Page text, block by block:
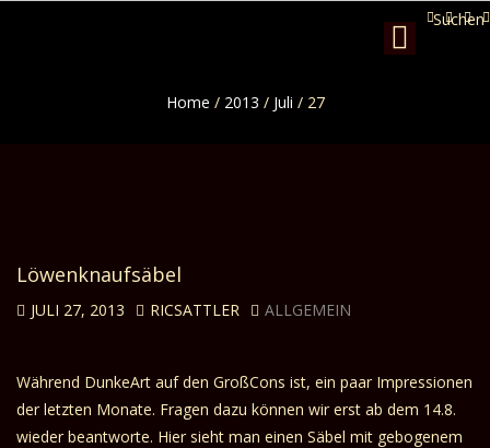
Suchen
Toggle
navigation
Home / 2013 / Juli / 27
Löwenknaufsäbel
JULI 27, 2013 RICSATTLER ALLGEMEIN
Während DunkeArt auf den GroßCons ist, ein paar Impressionen
der letzten Monate. Fragen dazu können wir erst ab dem 14.8.
wieder beantworte. Hier sieht man einen Säbel mit gebogenem